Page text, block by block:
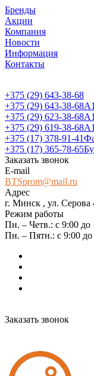
Бренды
Акции
Компания
Новости
Информация
Контакты
+375 (29) 643-38-68
+375 (29) 643-38-68
+375 (29) 623-38-68
+375 (29) 619-38-68
+375 (17) 378-91-41
+375 (17) 365-78-65
Заказать звонок
E-mail
BTSprom@mail.ru
Адрес
г. Минск , ул.
Режим работы
Пн. – Четв.: с 9:00 до
Пн. – Пятн.: с 9:00 до
Заказать звонок